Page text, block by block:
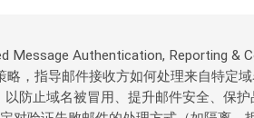
Message Authentication, Reporting &
略，指导邮件接收方如何处理来自特定
防止域名被冒用、提升邮件安全、保